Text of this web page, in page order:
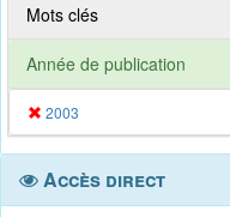
Mots clés
Année de publication
2003
Accès direct